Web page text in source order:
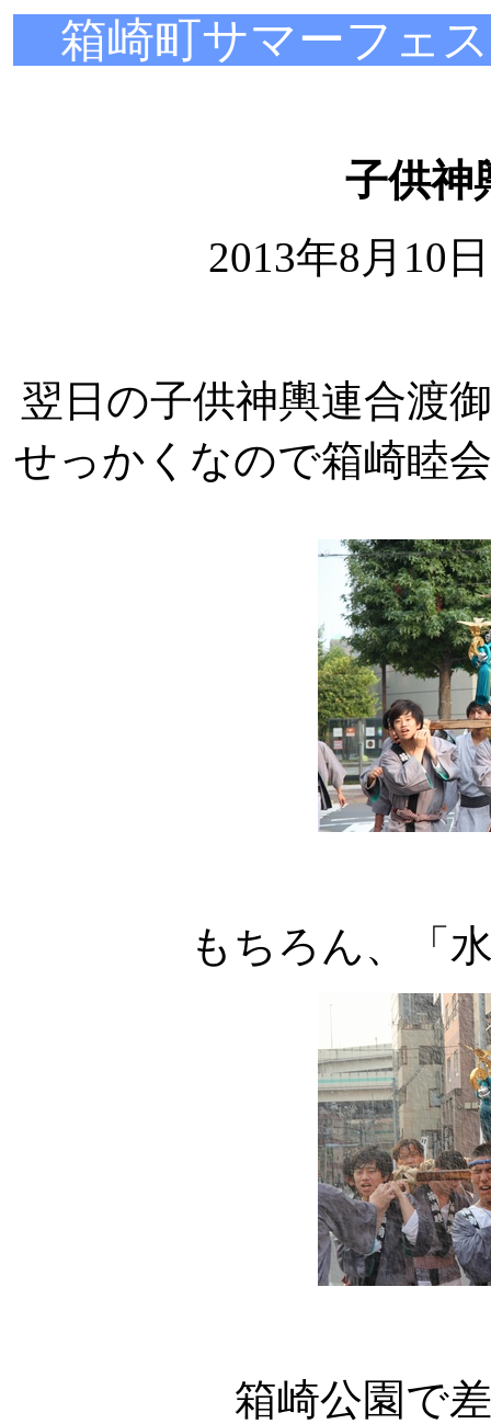
箱崎町サマーフェ
子供神
2013年8月10
翌日の子供神輿連合渡
せっかくなので箱崎睦
もちろん、「
箱崎公園で